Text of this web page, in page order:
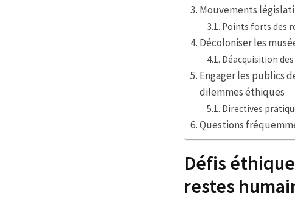
Mouvements
Points forts des
Décoloniser les
Déacquisition
Engager les publics
dilemmes éthiques
Directives
Questions
Défis
restes